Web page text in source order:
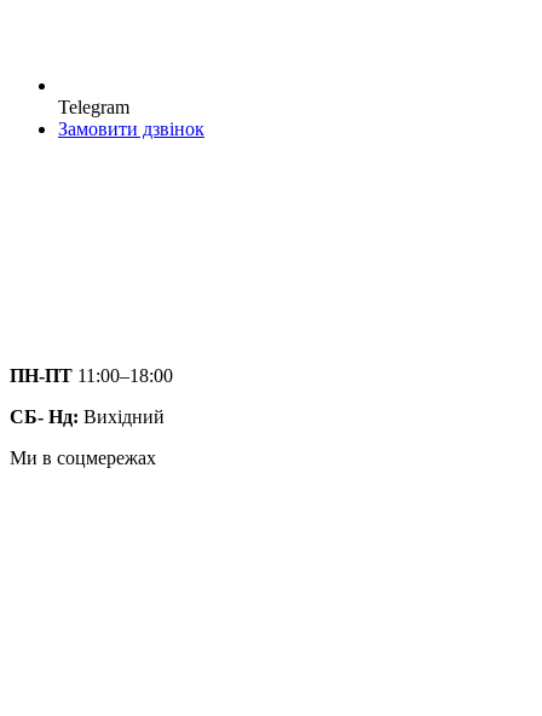
Telegram
Замовити дзвінок
ПН-ПТ 11:00–18:00
СБ- Нд: Вихідний
Ми в соцмережах